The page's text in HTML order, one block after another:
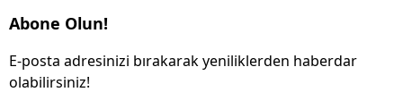
Abone Olun!
E-posta adresinizi bırakarak yeniliklerden haberdar
olabilirsiniz!